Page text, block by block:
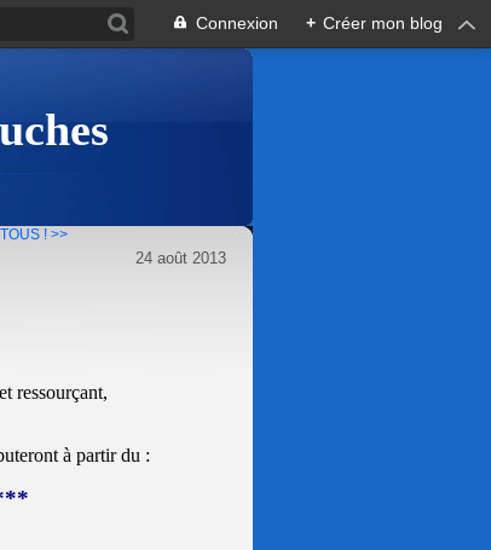
Connexion + Créer mon blog
! >>
24 août 2013
ressourçant,
à partir du :